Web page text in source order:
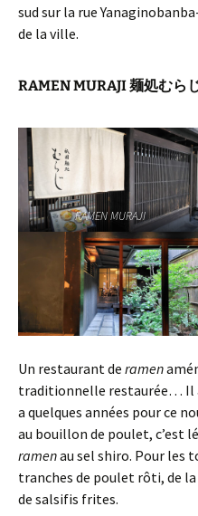
sud sur la rue
de la ville.
RAMEN MURAJI 麺処むら
RAMEN MURAJI
Un restaurant de ramen
traditionnelle restaurée… Il
a quelques années pour ce
au bouillon de poulet, c’est
ramenau sel shiro. Pour les
tranches de poulet rôti, de
de salsifis frites.